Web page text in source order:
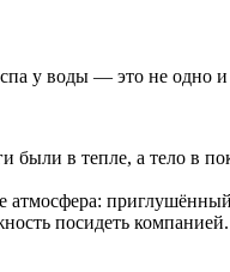
у воды — это не одно
в тепле, а тело в
посидеть